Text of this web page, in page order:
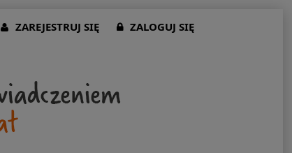
ZAREJESTRUJ SIĘ ZALOGUJ SIĘ